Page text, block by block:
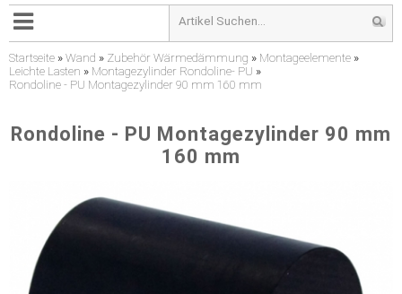
Startseite » Wand » Zubehör Wärmedämmung » Montageelemente »
Leichte Lasten » Montagezylinder Rondoline- PU »
Rondoline - PU Montagezylinder 90 mm 160 mm
Rondoline - PU Montagezylinder 90 mm
160 mm